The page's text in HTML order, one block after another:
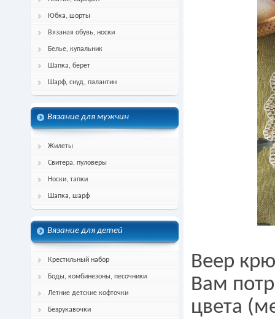
Юбка, шорты
Вязаная обувь, носки
Белье, купальник
Шапка, берет
Шарф, снуд, палантин
Вязание для мужчин
Жилеты
Свитера, пуловеры
Носки, тапки
Шапка, шарф
Вязание для детей
Крестильный набор
Боды, комбинезоны, песочники
Летние детские кофточки
Безрукавочки
Веер
Вам
цвета